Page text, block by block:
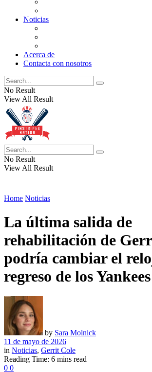
Noticias
Acerca de
Contacta con nosotros
No Result
View All Result
No Result
View All Result
Home Noticias
La última salida de
rehabilitación de
podría cambiar el
regreso de los Yankees
by Sara Molnick
11 de mayo de 2026
in Noticias, Gerrit Cole
Reading Time: 6 mins read
0 0